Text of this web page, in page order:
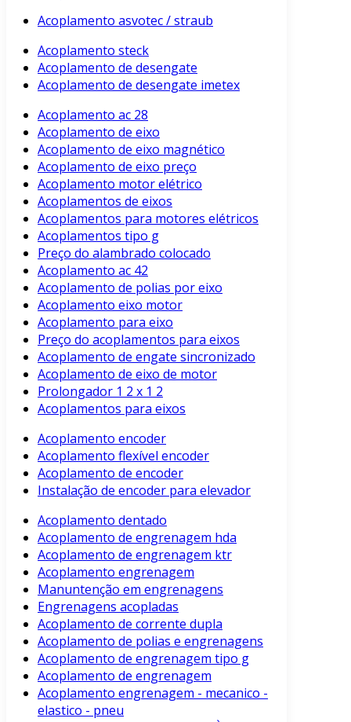
Acoplamento asvotec / straub
Acoplamento steck
Acoplamento de desengate
Acoplamento de desengate imetex
Acoplamento ac 28
Acoplamento de eixo
Acoplamento de eixo magnético
Acoplamento de eixo preço
Acoplamento motor elétrico
Acoplamentos de eixos
Acoplamentos para motores elétricos
Acoplamentos tipo g
Preço do alambrado colocado
Acoplamento ac 42
Acoplamento de polias por eixo
Acoplamento eixo motor
Acoplamento para eixo
Preço do acoplamentos para eixos
Acoplamento de engate sincronizado
Acoplamento de eixo de motor
Prolongador 1 2 x 1 2
Acoplamentos para eixos
Acoplamento encoder
Acoplamento flexível encoder
Acoplamento de encoder
Instalação de encoder para elevador
Acoplamento dentado
Acoplamento de engrenagem hda
Acoplamento de engrenagem ktr
Acoplamento engrenagem
Manuntenção em engrenagens
Engrenagens acopladas
Acoplamento de corrente dupla
Acoplamento de polias e engrenagens
Acoplamento de engrenagem tipo g
Acoplamento de engrenagem
Acoplamento engrenagem - mecanico -
elastico - pneu